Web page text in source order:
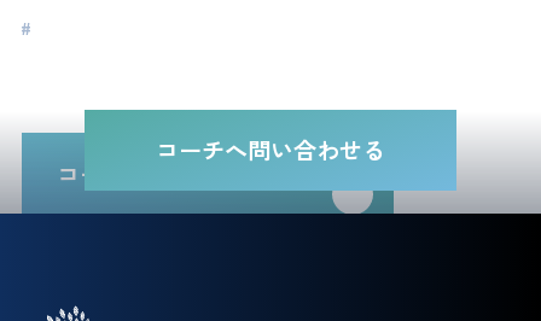
#
コーチ一覧に戻る
コーチへ問い合わせる